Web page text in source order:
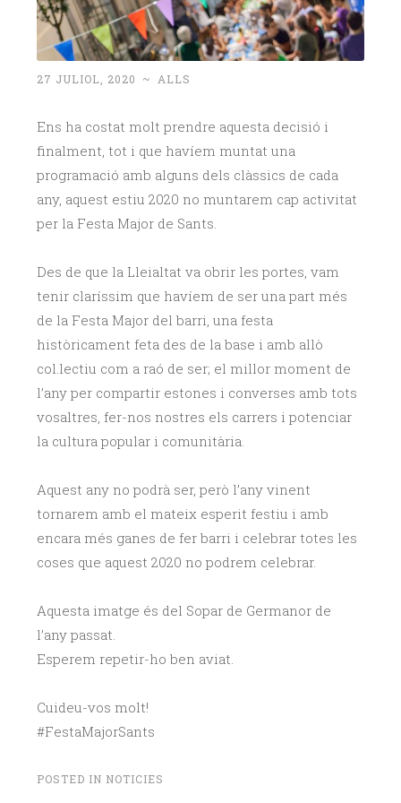
27 JULIOL, 2020 ~ ALLS
Ens ha costat molt prendre aquesta decisió i
finalment, tot i que havíem muntat una
programació amb alguns dels clàssics de cada
any, aquest estiu 2020 no muntarem cap activitat
per la Festa Major de Sants.
Des de que la Lleialtat va obrir les portes, vam
tenir claríssim que havíem de ser una part més
de la Festa Major del barri, una festa
històricament feta des de la base i amb allò
col.lectiu com a raó de ser; el millor moment de
l’any per compartir estones i converses amb tots
vosaltres, fer-nos nostres els carrers i potenciar
la cultura popular i comunitària.
Aquest any no podrà ser, però l’any vinent
tornarem amb el mateix esperit festiu i amb
encara més ganes de fer barri i celebrar totes les
coses que aquest 2020 no podrem celebrar.
Aquesta imatge és del Sopar de Germanor de
l’any passat.
Esperem repetir-ho ben aviat.
Cuideu-vos molt!
#FestaMajorSants
POSTED IN NOTICIES